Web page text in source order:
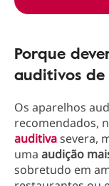
Porque
auditivos
Os aparelhos
recomendados,
auditivasevera,
uma audição
sobretudo em